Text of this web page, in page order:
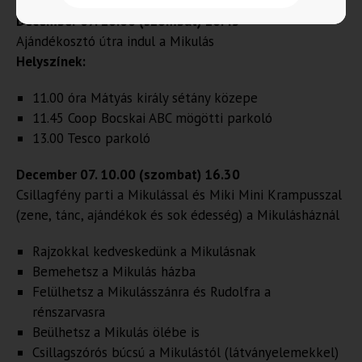
December 07. 10.00 (szombat) 10.45
Ajándékosztó útra indul a Mikulás
Helyszínek:
11.00 óra Mátyás király sétány közepe
11.45 Coop Bocskai ABC mögötti parkoló
13.00 Tesco parkoló
December 07. 10.00 (szombat) 16.30
Csillagfény parti a Mikulással és Miki Mini Krampusszal
(zene, tánc, ajándékok és sok édesség) a Mikulásháznál
Rajzokkal kedveskedünk a Mikulásnak
Bemehetsz a Mikulás házba
Felülhetsz a Mikulásszánra és Rudolfra a
rénszarvasra
Beülhetsz a Mikulás ölébe is
Csillagszórós búcsú a Mikulástól (látványelemekkel)